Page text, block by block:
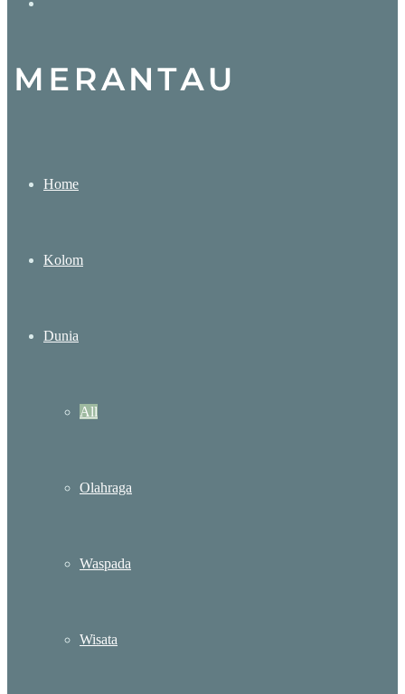
for
Home
Kolom
Dunia
All
Olahraga
Waspada
Wisata